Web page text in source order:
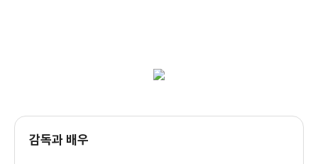
타다! 잇츠 마이네임
감독과 배우